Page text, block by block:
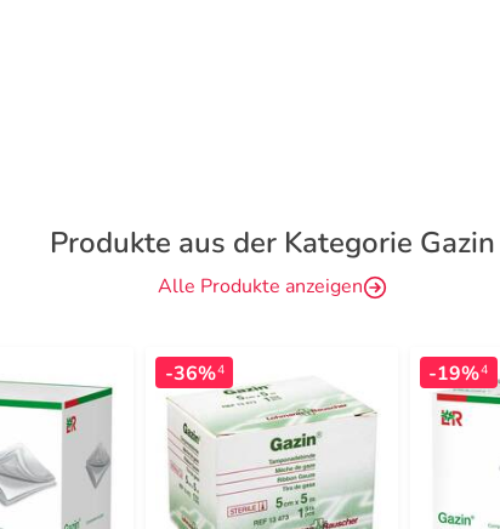
Produkte aus der Kategorie Gazin
Alle Produkte anzeigen
-36%4 -19%4